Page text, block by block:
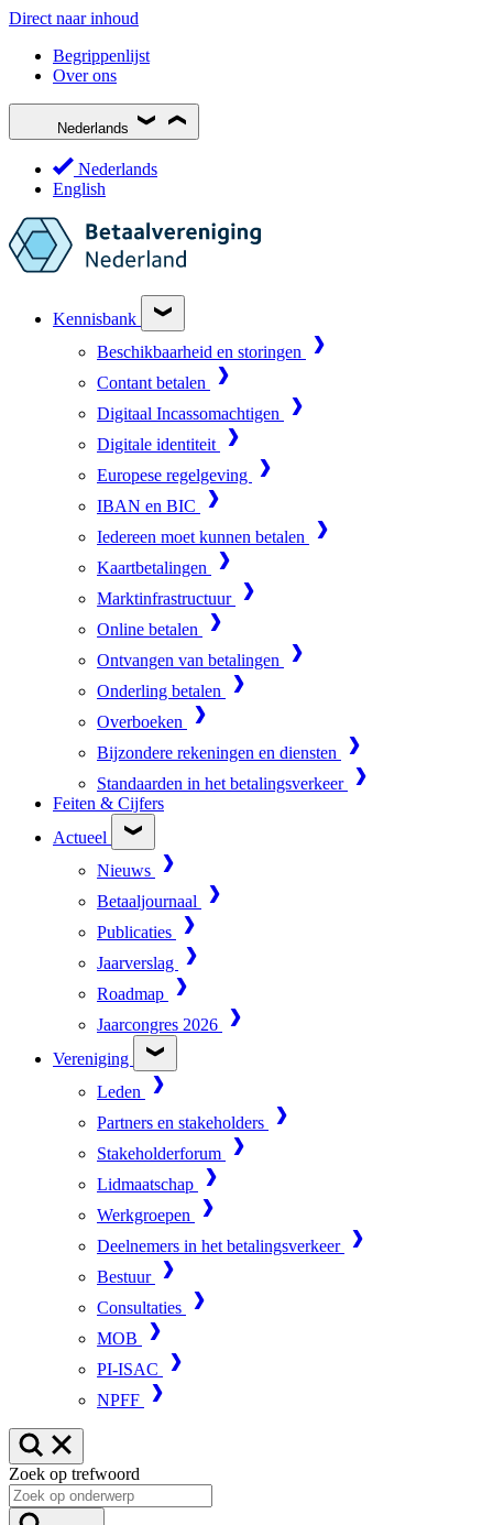
Direct naar inhoud
Begrippenlijst
Over ons
Nederlands
Nederlands
English
Kennisbank
Beschikbaarheid en storingen
Contant betalen
Digitaal Incassomachtigen
Digitale identiteit
Europese regelgeving
IBAN en BIC
Iedereen moet kunnen betalen
Kaartbetalingen
Marktinfrastructuur
Online betalen
Ontvangen van betalingen
Onderling betalen
Overboeken
Bijzondere rekeningen en diensten
Standaarden in het betalingsverkeer
Feiten & Cijfers
Actueel
Nieuws
Betaaljournaal
Publicaties
Jaarverslag
Roadmap
Jaarcongres 2026
Vereniging
Leden
Partners en stakeholders
Stakeholderforum
Lidmaatschap
Werkgroepen
Deelnemers in het betalingsverkeer
Bestuur
Consultaties
MOB
PI-ISAC
NPFF
Zoek op trefwoord